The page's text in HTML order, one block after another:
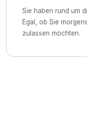
Sie haben rund um
Egal, ob Sie
zulassen möchten.